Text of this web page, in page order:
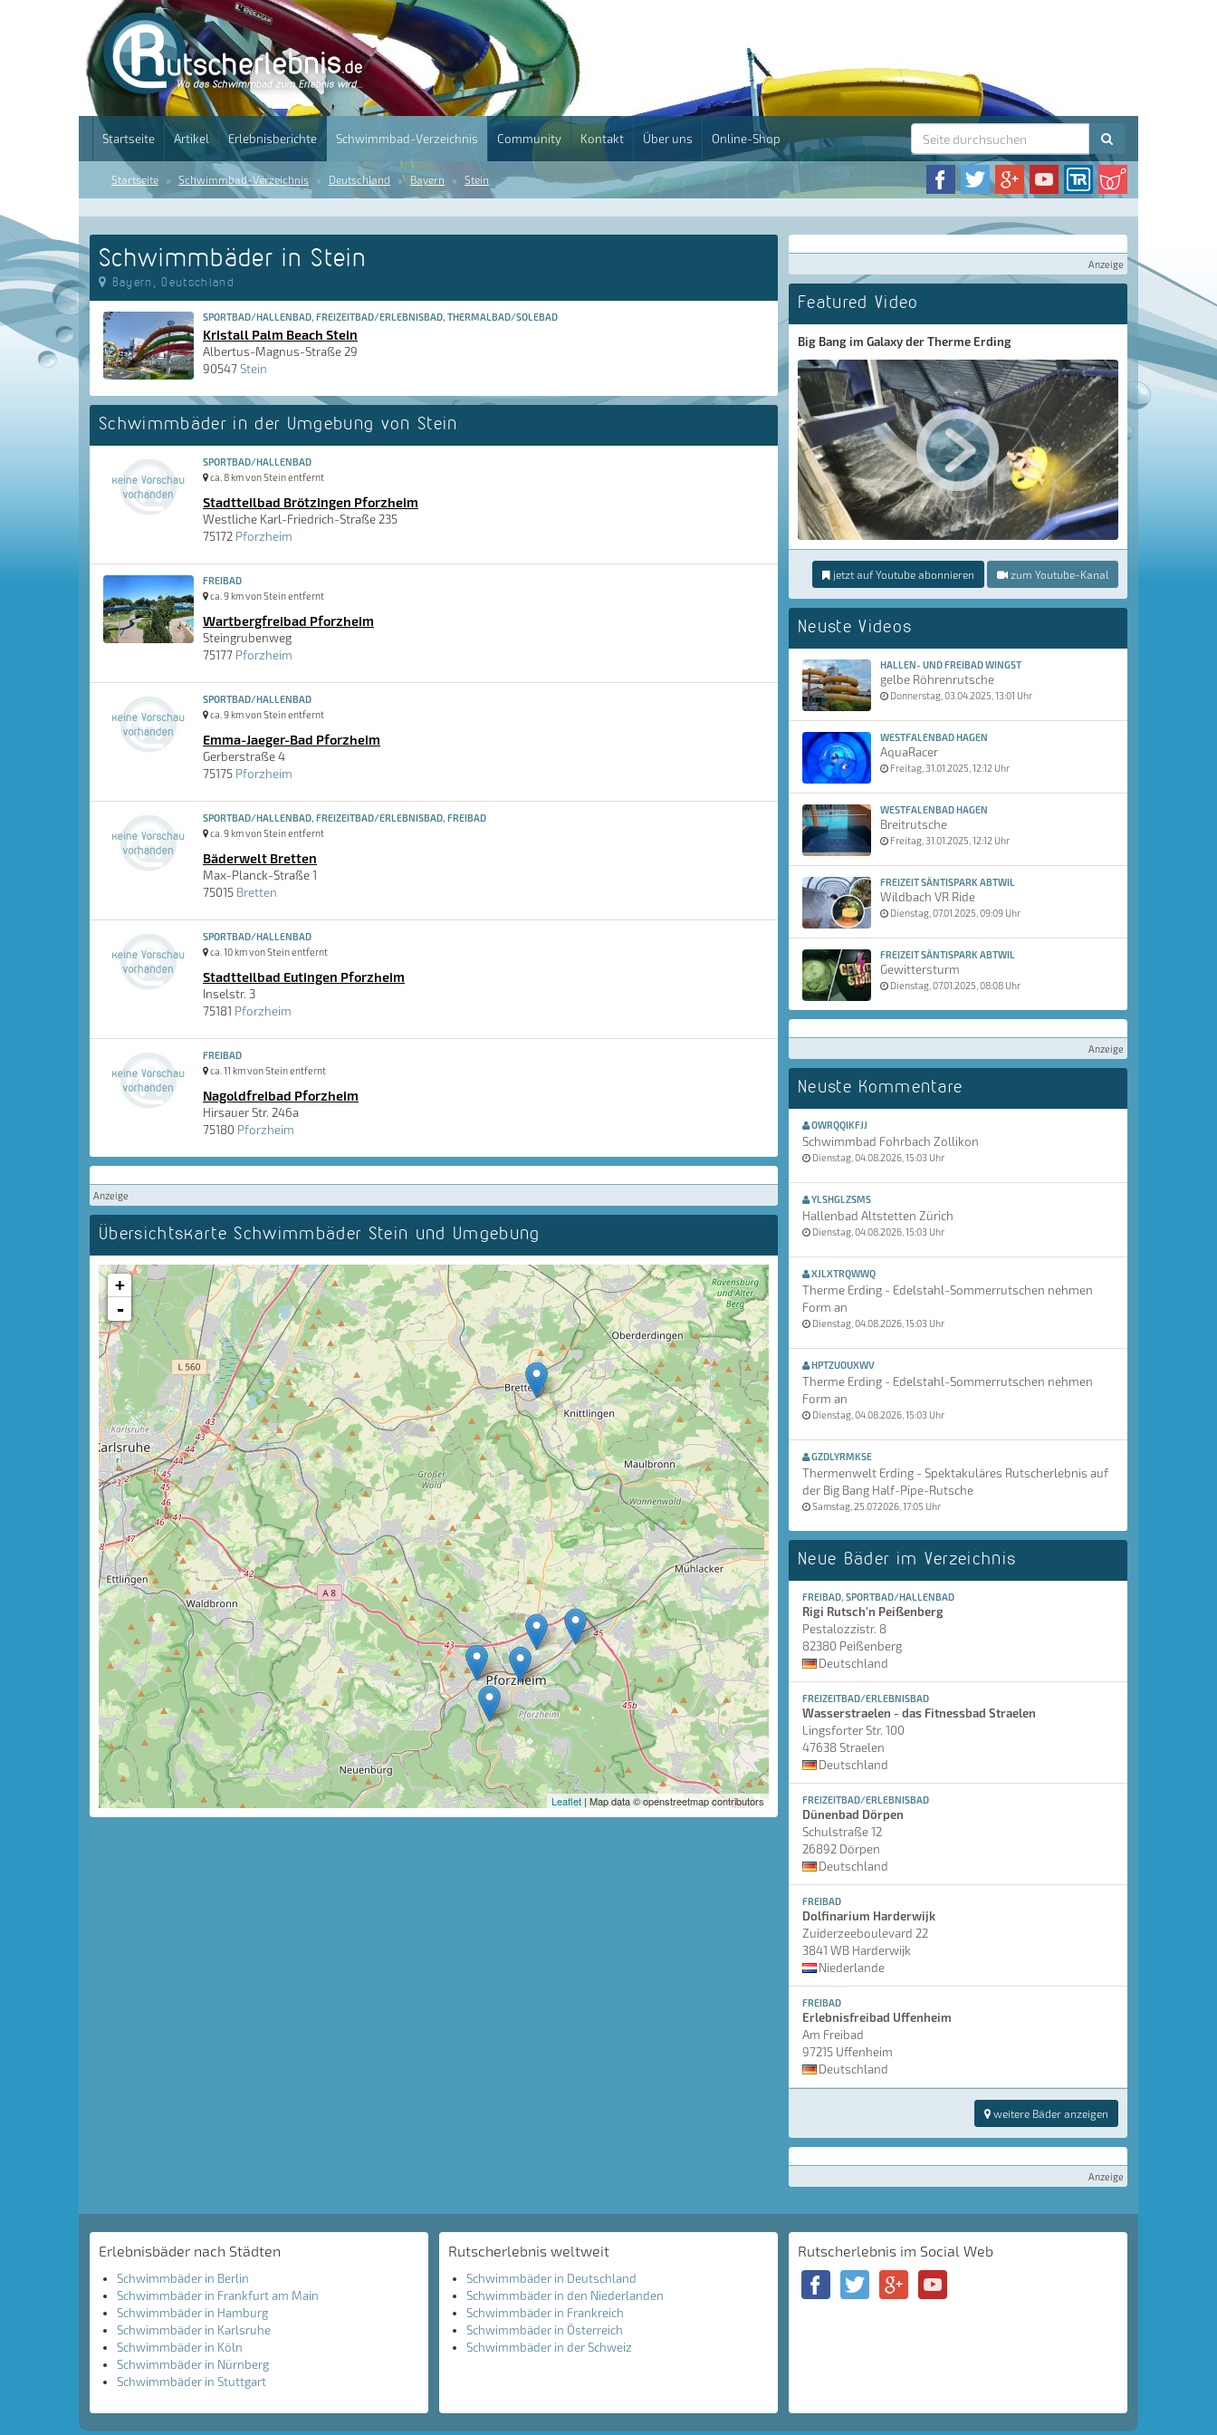
Startseite Artikel Erlebnisberichte Schwimmbad-Verzeichnis Community Kontakt Über uns Online-Shop
Startseite Schwimmbad-Verzeichnis Deutschland Bayern Stein
Schwimmbäder in Stein
Bayern, Deutschland
SPORTBAD/HALLENBAD, FREIZEITBAD/ERLEBNISBAD, THERMALBAD/SOLEBAD
Kristall Palm Beach Stein
Albertus-Magnus-Straße 29
90547Stein
Schwimmbäder in der Umgebung von Stein
SPORTBAD/HALLENBAD
ca. 8 km von Stein entfernt
Stadtteilbad Brötzingen Pforzheim
Westliche Karl-Friedrich-Straße 235
75172 Pforzheim
FREIBAD
ca. 9 km von Stein entfernt
Wartbergfreibad Pforzheim
Steingrubenweg
75177 Pforzheim
SPORTBAD/HALLENBAD
ca. 9 km von Stein entfernt
Emma-Jaeger-Bad Pforzheim
Gerberstraße 4
75175 Pforzheim
SPORTBAD/HALLENBAD, FREIZEITBAD/ERLEBNISBAD, FREIBAD
ca. 9 km von Stein entfernt
Bäderwelt Bretten
Max-Planck-Straße 1
75015 Bretten
SPORTBAD/HALLENBAD
ca. 10 km von Stein entfernt
Stadtteilbad Eutingen Pforzheim
Inselstr. 3
75181 Pforzheim
FREIBAD
ca. 11 km von Stein entfernt
Nagoldfreibad Pforzheim
Hirsauer Str. 246a
75180 Pforzheim
Anzeige
Übersichtskarte Schwimmbäder Stein und Umgebung
+
-
Leaflet | Map data © openstreetmap contributors
Anzeige
Featured Video
Big Bang im Galaxy der Therme Erding
jetzt auf Youtube abonnieren zum Youtube-Kanal
Neuste Videos
HALLEN- UND FREIBAD WINGST
gelbe Röhrenrutsche
Donnerstag, 03.04.2025, 13:01 Uhr
WESTFALENBAD HAGEN
AquaRacer
Freitag, 31.01.2025, 12:12 Uhr
WESTFALENBAD HAGEN
Breitrutsche
Freitag, 31.01.2025, 12:12 Uhr
FREIZEIT SÄNTISPARK ABTWIL
Wildbach VR Ride
Dienstag, 07.01.2025, 09:09 Uhr
FREIZEIT SÄNTISPARK ABTWIL
Gewittersturm
Dienstag, 07.01.2025, 08:08 Uhr
Anzeige
Neuste Kommentare
OWRQQIKFJJ
Schwimmbad Fohrbach Zollikon
Dienstag, 04.08.2026, 15:03 Uhr
YLSHGLZSMS
Hallenbad Altstetten Zürich
Dienstag, 04.08.2026, 15:03 Uhr
XJLXTRQWWQ
Therme Erding - Edelstahl-Sommerrutschen nehmen
Form an
Dienstag, 04.08.2026, 15:03 Uhr
HPTZUOUXWV
Therme Erding - Edelstahl-Sommerrutschen nehmen
Form an
Dienstag, 04.08.2026, 15:03 Uhr
GZDLYRMKSE
Thermenwelt Erding - Spektakuläres Rutscherlebnis auf
der Big Bang Half-Pipe-Rutsche
Samstag, 25.07.2026, 17:05 Uhr
Neue Bäder im Verzeichnis
FREIBAD, SPORTBAD/HALLENBAD
Rigi Rutsch'n Peißenberg
Pestalozzistr. 8
82380 Peißenberg
Deutschland
FREIZEITBAD/ERLEBNISBAD
Wasserstraelen - das Fitnessbad Straelen
Lingsforter Str. 100
47638 Straelen
Deutschland
FREIZEITBAD/ERLEBNISBAD
Dünenbad Dörpen
Schulstraße 12
26892 Dörpen
Deutschland
FREIBAD
Dolfinarium Harderwijk
Zuiderzeeboulevard 22
3841 WB Harderwijk
Niederlande
FREIBAD
Erlebnisfreibad Uffenheim
Am Freibad
97215 Uffenheim
Deutschland
weitere Bäder anzeigen
Anzeige
Erlebnisbäder nach Städten
Schwimmbäder in Berlin
Schwimmbäder in Frankfurt am Main
Schwimmbäder in Hamburg
Schwimmbäder in Karlsruhe
Schwimmbäder in Köln
Schwimmbäder in Nürnberg
Schwimmbäder in Stuttgart
Rutscherlebnis weltweit
Schwimmbäder in Deutschland
Schwimmbäder in den Niederlanden
Schwimmbäder in Frankreich
Schwimmbäder in Österreich
Schwimmbäder in der Schweiz
Rutscherlebnis im Social Web